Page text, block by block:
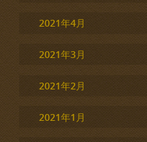
2021年4月
2021年3月
2021年2月
2021年1月